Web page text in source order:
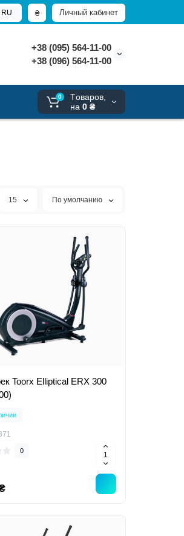
Личный кабинет
₴
RU
+38 (095) 564-11-00
+38 (096) 564-11-00
0
Tоваров,
на 0 ₴
15 По умолчанию
Toorx Elliptical ERX 300
0